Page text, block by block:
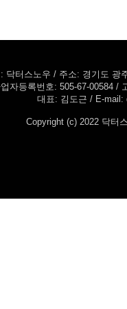
닥터스노우 / 주소: 경기도 광
자등록번호: 505-67-00584 /
대표: 김도근 / E-mail:
Copyright (c) 2022 닥터